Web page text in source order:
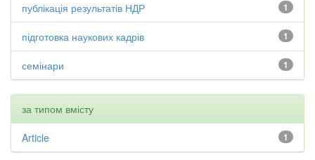
1
публікація результатів НДР
1
підготовка наукових кадрів
1
семінари
за типом вмісту
1
Article